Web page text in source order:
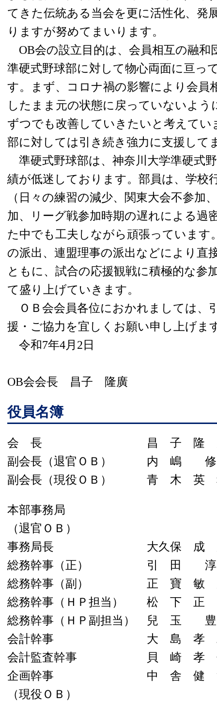
てきた伝統ある当会を更に活性化、発
りますが努めてまいります。
OB会の設立目的は、会員相互の融和
準硬式野球部に対して物心両面に亘っ
す。まず、コロナ禍の影響により会員
したまま元の状態に戻っていないよう
ずつでも改善していきたいと考えてい
部に対しては引き続き強力に支援して
準硬式野球部は、神奈川大学準硬式
績が低迷しております。部員は、学校
（日々の練習の減少、関東大会不参加
加、リーグ戦参加時期の遅れによる過
た中でも工夫しながら頑張っています
の派出、連盟理事の派出などにより直
ともに、試合の応援観戦に積極的な参
て盛り上げていきます。
ＯＢ会会員各位におかれましては、
援・ご協力を宜しくお願い申し上げま
令和7年4月2日
OB会会長 昌子 隆廣
役員名簿
会 長 昌 子 隆 廣 （
副会長（退官ＯＢ） 内 嶋
副会長（現役ＯＢ） 青 木 英
本部事務局
（退官ＯＢ）
事務局長 大久保 成 彦
総務幹事（正） 引 田 淳
総務幹事（副） 正 寶 敏 彦
総務幹事（ＨＰ担当） 松 下 正
総務幹事（ＨＰ副担当） 兒 玉
会計幹事 大 島 孝 二
会計監査幹事
貝 崎 孝
企画幹事 中 舎 健
（現役ＯＢ）